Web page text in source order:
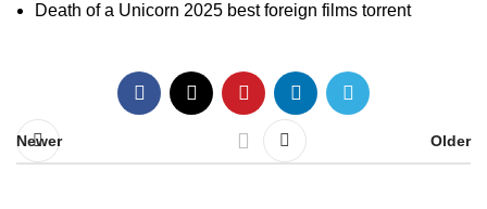
Death of a Unicorn 2025 best foreign films torrent
Newer Older